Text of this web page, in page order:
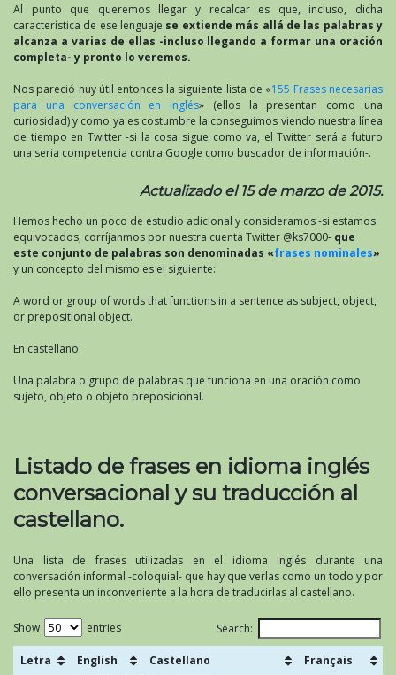
Al punto que queremos llegar y recalcar es que, incluso, dicha
característica de ese lenguaje se extiende más allá de las palabras y
alcanza a varias de ellas -incluso llegando a formar una oración
completa- y pronto lo veremos.
Nos pareció nuy útil entonces la siguiente lista de «155 Frases necesarias
para una conversación en inglés» (ellos la presentan como una
curiosidad) y como ya es costumbre la conseguimos viendo nuestra línea
de tiempo en Twitter -si la cosa sigue como va, el Twitter será a futuro
una seria competencia contra Google como buscador de información-.
Actualizado el 15 de marzo de 2015.
Hemos hecho un poco de estudio adicional y consideramos -si estamos
equivocados, corríjanmos por nuestra cuenta Twitter @ks7000- que
este conjunto de palabras son denominadas «frases nominales»
y un concepto del mismo es el siguiente:
A word or group of words that functions in a sentence as subject, object,
or prepositional object.
En castellano:
Una palabra o grupo de palabras que funciona en una oración como
sujeto, objeto o objeto preposicional.
Listado de frases en idioma inglés
conversacional y su traducción al
castellano.
Una lista de frases utilizadas en el idioma inglés durante una
conversación informal -coloquial- que hay que verlas como un todo y por
ello presenta un inconveniente a la hora de traducirlas al castellano.
Show entries Search:
Letra English Castellano
Français